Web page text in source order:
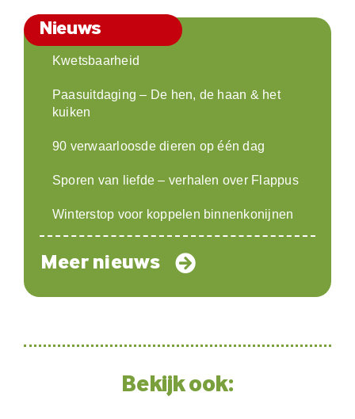
Nieuws
Kwetsbaarheid
Paasuitdaging – De hen, de haan & het
kuiken
90 verwaarloosde dieren op één dag
Sporen van liefde – verhalen over Flappus
Winterstop voor koppelen binnenkonijnen
Meer nieuws
Bekijk ook: